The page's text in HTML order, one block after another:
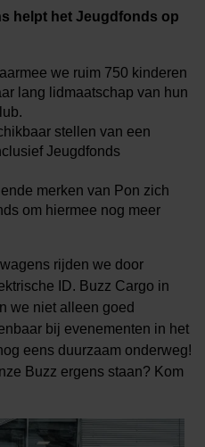
helpt het Jeugdfonds op
we ruim 750 kinderen
lang lidmaatschap van hun
stellen van een
Jeugdfonds
merken van Pon zich
om hiermee nog meer
rijden we door
ID. Buzz Cargo in
we niet alleen goed
bij evenementen in het
eens duurzaam onderweg!
Buzz ergens staan? Kom